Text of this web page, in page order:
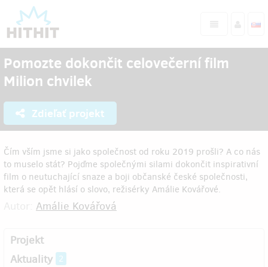
Pomozte dokončit celovečerní film
Milion chvilek
Zdieľať projekt
Čím vším jsme si jako společnost od roku 2019 prošli? A co nás
to muselo stát? Pojďme společnými silami dokončit inspirativní
film o neutuchající snaze a boji občanské české společnosti,
která se opět hlásí o slovo, režisérky Amálie Kovářové.
Amálie Kovářová
Projekt
Aktuality 2